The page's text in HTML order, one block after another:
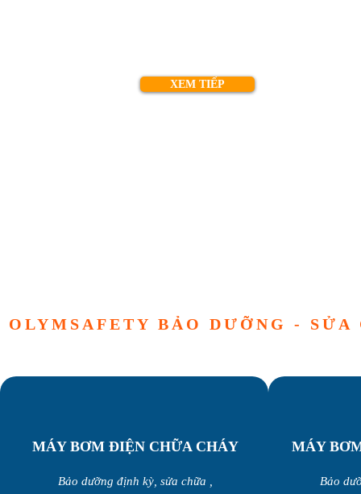
XEM TIẾP
OLYMSAFETY BẢO DƯỠNG -
MÁY BƠM ĐIỆN CHỮA CHÁY
Bảo dưỡng định kỳ, sửa chữa ,
MÁY
Bảo